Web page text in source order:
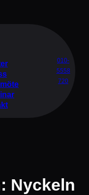
010-
5558
720
Nyckeln